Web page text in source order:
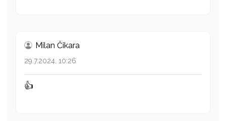
Milan Čikara
29.7.2024. 10:26
👍